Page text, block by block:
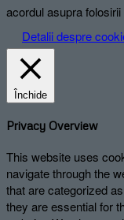
acordul asupra
Detalii despre
Închide
Privacy Overview
This website uses
navigate through the
that are categorized
they are essential for